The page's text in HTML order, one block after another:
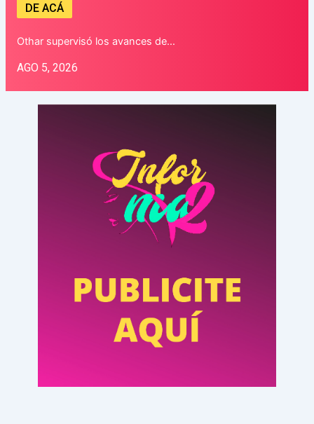
DE ACÁ
Othar supervisó los avances de…
AGO 5, 2026